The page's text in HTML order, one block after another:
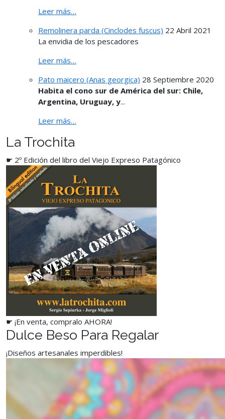
Leer más…
Remolinera parda (Cinclodes fuscus) 22 Abril 2021
La envidia de los pescadores
Leer más…
Pato maicero (Anas georgica) 28 Septiembre 2020
Habita el cono sur de América del sur: Chile,
Argentina, Uruguay, y...
Leer más…
La Trochita
☛ 2º Edición del libro del Viejo Expreso Patagónico
☛ ¡En venta, compralo AHORA!
Dulce Beso Para Regalar
¡Diseños artesanales imperdibles!